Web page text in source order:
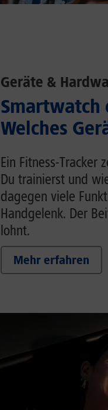
Geräte &
Smartwatch
Welches
Ein Fitness-Tracker
Du trainierst und
dagegen viele
Handgelenk. Der
lohnt.
Mehr erfahren